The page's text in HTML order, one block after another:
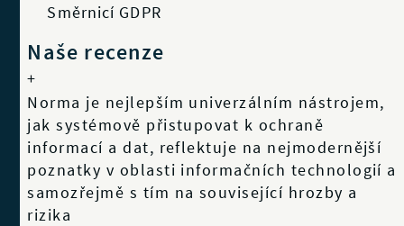
Směrnicí GDPR
Naše recenze
+
Norma je nejlepším univerzálním nástrojem,
jak systémově přistupovat k ochraně
informací a dat, reflektuje na nejmodernější
poznatky v oblasti informačních technologií a
samozřejmě s tím na související hrozby a
rizika